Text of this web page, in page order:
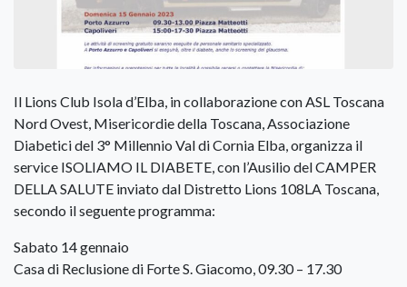
Il Lions Club Isola d’Elba, in collaborazione con ASL Toscana
Nord Ovest, Misericordie della Toscana, Associazione
Diabetici del 3° Millennio Val di Cornia Elba, organizza il
service ISOLIAMO IL DIABETE, con l’Ausilio del CAMPER
DELLA SALUTE inviato dal Distretto Lions 108LA Toscana,
secondo il seguente programma:
Sabato 14 gennaio
Casa di Reclusione di Forte S. Giacomo, 09.30 – 17.30